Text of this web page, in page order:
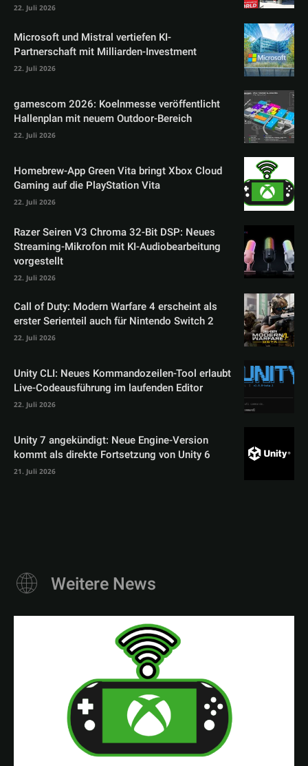
22. Juli 2026
Microsoft und Mistral vertiefen KI-
Partnerschaft mit Milliarden-Investment
22. Juli 2026
gamescom 2026: Koelnmesse veröffentlicht
Hallenplan mit neuem Outdoor-Bereich
22. Juli 2026
Homebrew-App Green Vita bringt Xbox Cloud
Gaming auf die PlayStation Vita
22. Juli 2026
Razer Seiren V3 Chroma 32-Bit DSP: Neues
Streaming-Mikrofon mit KI-Audiobearbeitung
vorgestellt
22. Juli 2026
Call of Duty: Modern Warfare 4 erscheint als
erster Serienteil auch für Nintendo Switch 2
22. Juli 2026
Unity CLI: Neues Kommandozeilen-Tool erlaubt
Live-Codeausführung im laufenden Editor
22. Juli 2026
Unity 7 angekündigt: Neue Engine-Version
kommt als direkte Fortsetzung von Unity 6
21. Juli 2026
Weitere News